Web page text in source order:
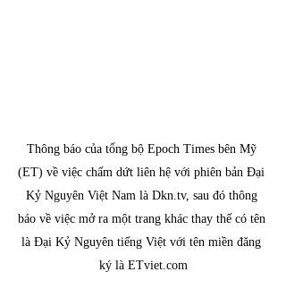
Thông báo của tổng bộ Epoch Times bên Mỹ
(ET) về việc chấm dứt liên hệ với phiên bản Đại
Kỷ Nguyên Việt Nam là Dkn.tv, sau đó thông
báo về việc mở ra một trang khác thay thế có tên
là Đại Kỷ Nguyên tiếng Việt với tên miền đăng
ký là ETviet.com